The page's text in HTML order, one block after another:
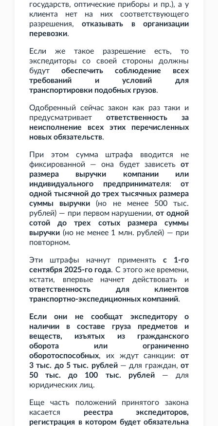
государств, оптические приборы и пр.), а у
клиента нет на них соответствующего
разрешения,отказывать в организации
перевозки.
Если же такое разрешение есть, то
экспедиторы со своей стороны должны
будут обеспечить соблюдение всех
требований и условий для
транспортировки подобных грузов.
Одобренный сейчас закон как раз таки и
предусматривает ответственность за
неисполнение всех этих перечисленных
новых обязательств.
При этом сумма штрафа вводится не
фиксированной — она будет зависеть от
размера выручки компании или
индивидуального предпринимателя: от
одной тысячной до трех тысячных размера
суммы выручки (но не менее 500
тыс.
рублей) — при первом нарушении,от одной
сотой до трех сотых размера суммы
выручки (но не менее 1
млн. рублей) — при
повторном.
Эти штрафы начнут применять с 1-го
сентября 2025-го года. С этого же времени,
кстати, впервые начнет действовать и
ответственность для клиентов
транспортно-экспедиционных компаний.
Если они не сообщат экспедитору о
наличии в составе груза предметов и
веществ, изъятых из гражданского
оборота или ограниченно
оборотоспособных, их ждут санкции: от
3 тыс. до 5 тыс. рублей— для граждан,от
50
тыс. до 100 тыс. рублей— для
юридических лиц.
Еще часть положений принятого закона
касается реестра экспедиторов,
регистрация в котором будет обязательна